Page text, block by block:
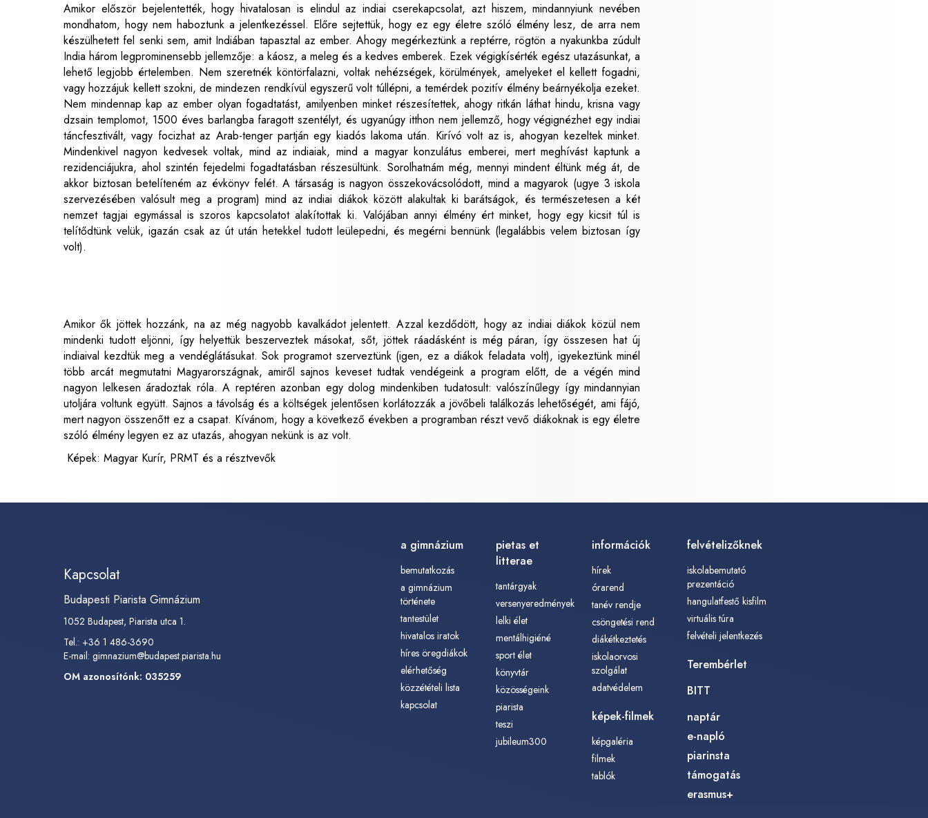
Amikor először bejelentették, hogy hivatalosan is elindul az indiai cserekapcsolat, azt hiszem, mindannyiunk nevében
mondhatom, hogy nem haboztunk a jelentkezéssel. Előre sejtettük, hogy ez egy életre szóló élmény lesz, de arra nem
készülhetett fel senki sem, amit Indiában tapasztal az ember. Ahogy megérkeztünk a reptérre, rögtön a nyakunkba zúdult
India három legprominensebb jellemzője: a káosz, a meleg és a kedves emberek. Ezek végigkísérték egész utazásunkat, a
lehető legjobb értelemben. Nem szeretnék köntörfalazni, voltak nehézségek, körülmények, amelyeket el kellett fogadni,
vagy hozzájuk kellett szokni, de mindezen rendkívül egyszerű volt túllépni, a temérdek pozitív élmény beárnyékolja ezeket.
Nem mindennap kap az ember olyan fogadtatást, amilyenben minket részesítettek, ahogy ritkán láthat hindu, krisna vagy
dzsain templomot, 1500 éves barlangba faragott szentélyt, és ugyanúgy itthon nem jellemző, hogy végignézhet egy indiai
táncfesztivált, vagy focizhat az Arab-tenger partján egy kiadós lakoma után. Kirívó volt az is, ahogyan kezeltek minket.
Mindenkivel nagyon kedvesek voltak, mind az indiaiak, mind a magyar konzulátus emberei, mert meghívást kaptunk a
rezidenciájukra, ahol szintén fejedelmi fogadtatásban részesültünk. Sorolhatnám még, mennyi mindent éltünk még át, de
akkor biztosan betelíteném az évkönyv felét. A társaság is nagyon összekovácsolódott, mind a magyarok (ugye 3 iskola
szervezésében valósult meg a program) mind az indiai diákok között alakultak ki barátságok, és természetesen a két
nemzet tagjai egymással is szoros kapcsolatot alakítottak ki. Valójában annyi élmény ért minket, hogy egy kicsit túl is
telítődtünk velük, igazán csak az út után hetekkel tudott leülepedni, és megérni bennünk (legalábbis velem biztosan így
volt).
Amikor ők jöttek hozzánk, na az még nagyobb kavalkádot jelentett. Azzal kezdődött, hogy az indiai diákok közül nem
mindenki tudott eljönni, így helyettük beszerveztek másokat, sőt, jöttek ráadásként is még páran, így összesen hat új
indiaival kezdtük meg a vendéglátásukat. Sok programot szerveztünk (igen, ez a diákok feladata volt), igyekeztünk minél
több arcát megmutatni Magyarországnak, amiről sajnos keveset tudtak vendégeink a program előtt, de a végén mind
nagyon lelkesen áradoztak róla. A reptéren azonban egy dolog mindenkiben tudatosult: valószínűlegy így mindannyian
utoljára voltunk együtt. Sajnos a távolság és a költségek jelentősen korlátozzák a jövőbeli találkozás lehetőségét, ami fájó,
mert nagyon összenőtt ez a csapat. Kívánom, hogy a következő években a programban részt vevő diákoknak is egy életre
szóló élmény legyen ez az utazás, ahogyan nekünk is az volt.
Képek: Magyar Kurír, PRMT és a résztvevők
Kapcsolat
Budapesti Piarista Gimnázium
1052 Budapest, Piarista utca 1.
Tel.: +36 1 486-3690
E-mail: gimnazium@budapest.piarista.hu
OM azonosítónk: 035259
a gimnázium
bemutatkozás
a gimnázium
története
tantestület
hivatalos iratok
híres öregdiákok
elérhetőség
közzétételi lista
kapcsolat
pietas et
litterae
tantárgyak
versenyeredmények
lelki élet
mentálhigiéné
sport élet
könyvtár
közösségeink
piarista
teszi
jubileum300
információk
hírek
órarend
tanév rendje
csöngetési rend
diákétkeztetés
iskolaorvosi
szolgálat
adatvédelem
képek-filmek
képgaléria
filmek
tablók
felvételizőknek
iskolabemutató
prezentáció
hangulatfestő kisfilm
virtuális túra
felvételi jelentkezés
Terembérlet
BITT
naptár
e-napló
piarinsta
támogatás
erasmus+